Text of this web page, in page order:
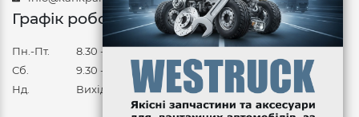
Графік роботи
Пн.-Пт.
8.30 - 17.30
Сб.
9.30 - 14.30
Нд.
Вихідний